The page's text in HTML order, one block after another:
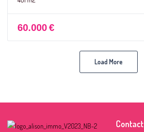
60.000€
Load More
Contact